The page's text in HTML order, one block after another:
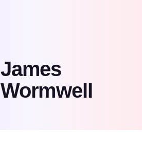
James
Wormwell